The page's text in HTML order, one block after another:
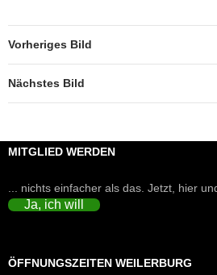
Vorheriges Bild
Nächstes Bild
MITGLIED WERDEN
... nichts einfacher als das. Jetzt, hier
Ja, ich will
ÖFFNUNGSZEITEN WEILERBURG